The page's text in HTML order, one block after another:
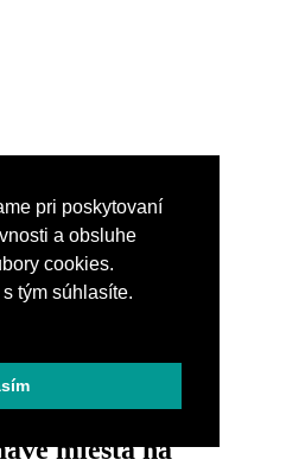
pri poskytovaní
a obsluhe
cookies.
tým súhlasíte.
miesta na